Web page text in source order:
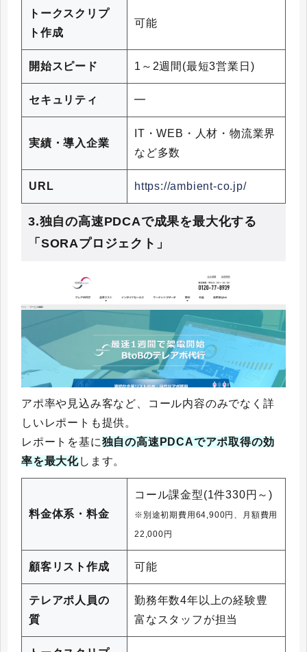
トークスクリプ
ト作成
可能
開始スピード 1～2週間(最短3営業日)
セキュリティ ━
実績・導入企業
IT・WEB・人材・物流業界
など多数
URL https://ambient-co.jp/
3.独自の高速PDCAで成果を最大化する
「SORAプロジェクト」
アポ率や見込み客など、コール内容のみでなく詳
しいレポートも提供。
レポートを基に独自の高速PDCAでアポ取得の効
率を最大化します。
料金体系・料金
コール課金型(1件330円～)
※別途初期費用64,900円、月額費用
22,000円
顧客リスト作成 可能
テレアポ人員の
質
勤務年数4年以上の経験豊
富なスタッフが担当